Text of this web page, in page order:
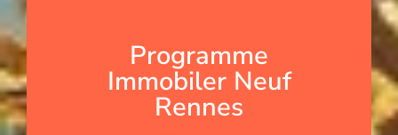
Programme
Immobiler Neuf
Rennes